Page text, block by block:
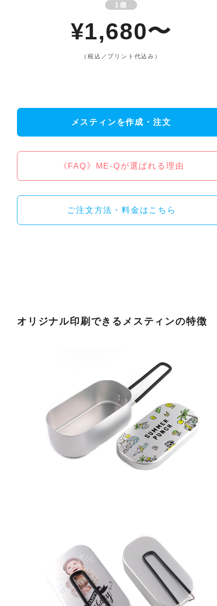
1個
¥1,680〜
（税込／プリント代込み）
メスティンを作成・注文
《FAQ》ME-Qが選ばれる理由
ご注文方法・料金はこちら
オリジナル印刷できるメスティンの特徴